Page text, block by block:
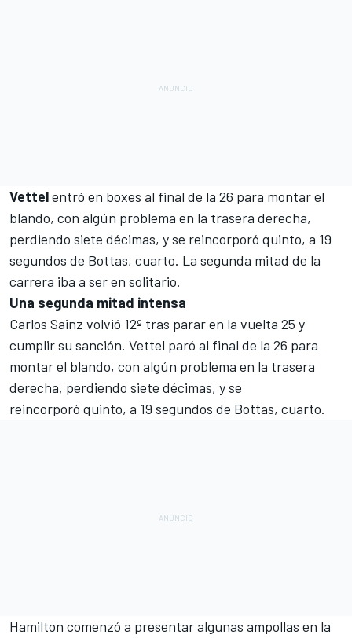
Vettelentró en boxes al final de la 26 para montar el
blando, con algún problema en la trasera derecha,
perdiendo siete décimas, y se reincorporó quinto, a 19
segundos de Bottas, cuarto. La segunda mitad de la
carrera iba a ser en solitario.
Una segunda mitad intensa
Carlos Sainz volvió 12º tras parar en la vuelta 25 y
cumplir su sanción. Vettel paró al final de la 26 para
montar el blando, con algún problema en la trasera
derecha, perdiendo siete décimas, y se
reincorporó quinto, a 19 segundos de Bottas, cuarto.
Hamilton comenzó a presentar algunas ampollas en la